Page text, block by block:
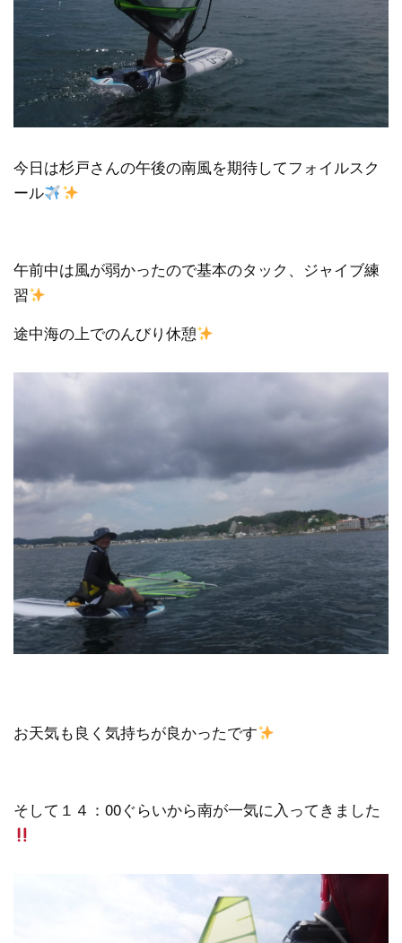
今日は杉戸さんの午後の南風を期待してフォイルスク
ール
午前中は風が弱かったので基本のタック、ジャイブ練
習
途中海の上でのんびり休憩
お天気も良く気持ちが良かったです
そして１４：00ぐらいから南が一気に入ってきました